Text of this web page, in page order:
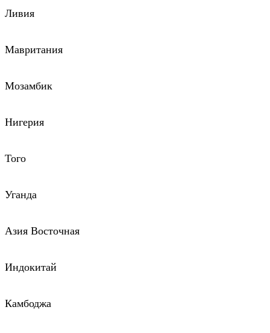
Ливия
Мавритания
Мозамбик
Нигерия
Того
Уганда
Азия Восточная
Индокитай
Камбоджа